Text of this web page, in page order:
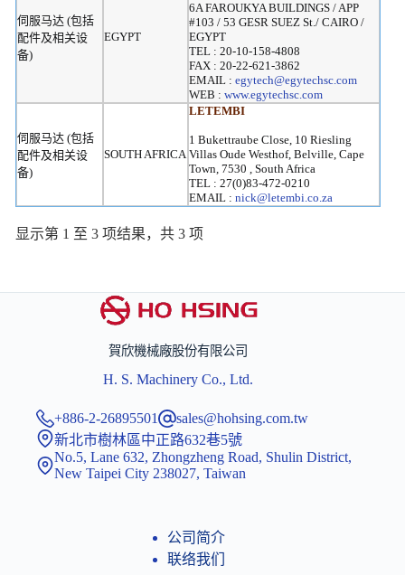
伺服马达 (包括
配件及相关设
备)
EGYPT
6A FAROUKYA BUILDINGS / APP
#103 / 53 GESR SUEZ St./ CAIRO /
EGYPT
TEL : 20-10-158-4808
FAX : 20-22-621-3862
EMAIL : egytech@egytechsc.com
WEB : www.egytechsc.com
伺服马达 (包括
配件及相关设
备)
SOUTH AFRICA
LETEMBI
1 Bukettraube Close, 10 Riesling
Villas Oude Westhof, Belville, Cape
Town, 7530 , South Africa
TEL : 27(0)83-472-0210
EMAIL : nick@letembi.co.za
显示第 1 至 3 项结果，共 3 项
賀欣機械廠股份有限公司
H. S. Machinery Co., Ltd.
+886-2-26895501
sales@hohsing.com.tw
新北市樹林區中正路632巷5號
No.5, Lane 632, Zhongzheng Road, Shulin District,
New Taipei City 238027, Taiwan
公司简介
联络我们